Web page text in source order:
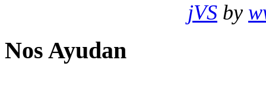
jVS by
Nos Ayudan